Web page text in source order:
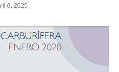
6, 2020